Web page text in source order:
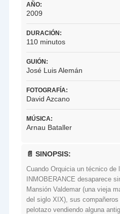
AÑO:
2009
DURACIÓN:
110 minutos
GUIÓN:
José Luis Alemán
FOTOGRAFÍA:
David Azcano
MÚSICA:
Arnau Bataller
📄 SINOPSIS:
Cuando Orquicia un técnico de
INMOBERANCE desaparece
Mansión Valdemar (una vieja
del siglo XIX), sus
pelotazo vendiendo alguna